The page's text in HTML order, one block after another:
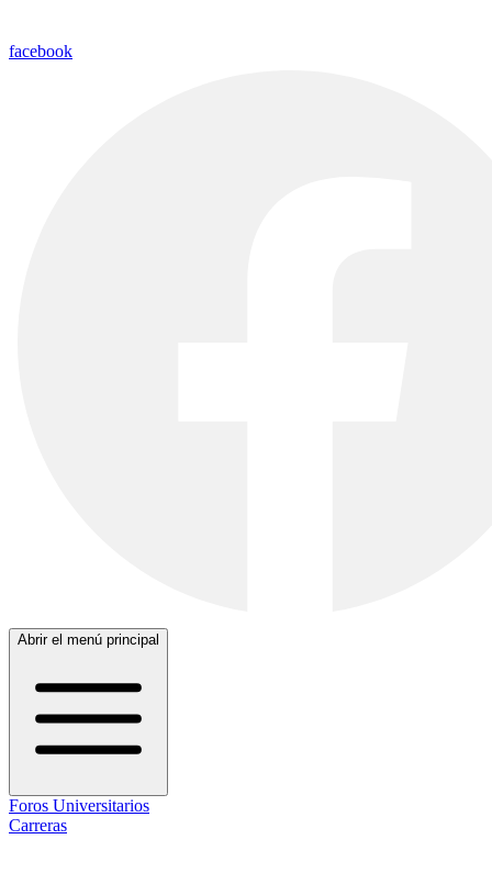
facebook
Abrir el menú principal
Foros Universitarios
Carreras